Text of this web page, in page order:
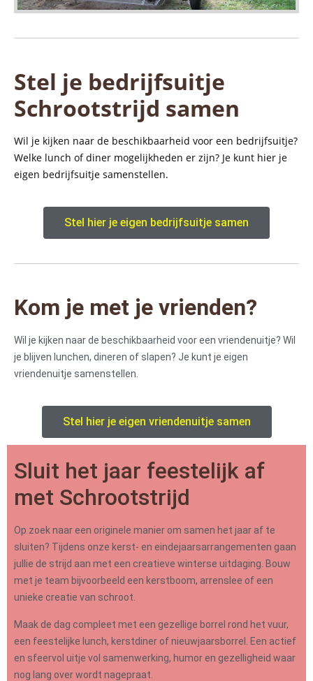
Stel je bedrijfsuitje
Schrootstrijd samen
Wil je kijken naar de beschikbaarheid voor een bedrijfsuitje?
Welke lunch of diner mogelijkheden er zijn? Je kunt hier je
eigen bedrijfsuitje samenstellen.
Stel hier je eigen bedrijfsuitje samen
Kom je met je vrienden?
Wil je kijken naar de beschikbaarheid voor een vriendenuitje? Wil
je blijven lunchen, dineren of slapen? Je kunt je eigen
vriendenuitje samenstellen.
Stel hier je eigen vriendenuitje samen
Sluit het jaar feestelijk af
met Schrootstrijd
Op zoek naar een originele manier om samen het jaar af te
sluiten? Tijdens onze kerst- en eindejaarsarrangementen gaan
jullie de strijd aan met een creatieve winterse uitdaging. Bouw
met je team bijvoorbeeld een kerstboom, arrenslee of een
unieke creatie van schroot.
Maak de dag compleet met een gezellige borrel rond het vuur,
een feestelijke lunch, kerstdiner of nieuwjaarsborrel. Een actief
en sfeervol uitje vol samenwerking, humor en gezelligheid waar
nog lang over wordt nagepraat.